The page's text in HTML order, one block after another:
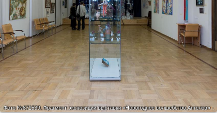
Фото №871539.Фрагмент экспозиции выставки «Новогоднее волшебство Ангелов»